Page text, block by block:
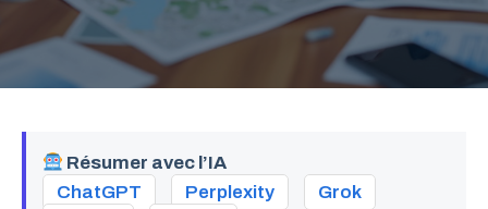
Résumer avec l’IA
ChatGPT
Perplexity
Grok